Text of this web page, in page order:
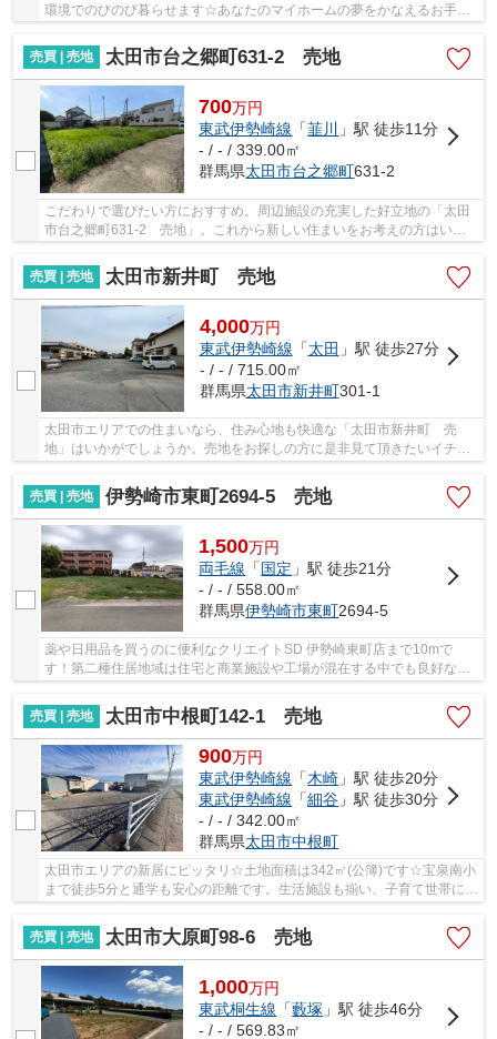
環境でのびのび暮らせます☆あなたのマイホームの夢をかなえるお手伝
売買 | 売地
太田市台之郷町631-2 売地
700万円
東武伊勢崎線 「韮川
」駅 徒歩11分
- / - / 339.00㎡
群馬県太田市台之郷町631-2
こだわりで選びたい方におすすめ。周辺施設の充実した好立地の「太田
市台之郷町631-2 売地」。これから新しい住まいをお考えの方はいか
売買 | 売地
太田市新井町 売地
4,000万円
東武伊勢崎線 「太田 」駅 徒歩27分
- / - / 715.00㎡
群馬県太田市新井町301-1
太田市エリアでの住まいなら、住み心地も快適な「太田市新井町 売
地」はいかがでしょうか。売地をお探しの方に是非見て頂きたいイチオ
売買 | 売地
伊勢崎市東町2694-5 売地
1,500万円
両毛線 「国定 」駅 徒歩21分
- / - / 558.00㎡
群馬県伊勢崎市東町2694-5
薬や日用品を買うのに便利なクリエイトSD 伊勢崎東町店まで10mで
す！第二種住居地域は住宅と商業施設や工場が混在する中でも良好な住
売買 | 売地
太田市中根町142-1 売地
900万円
東武伊勢崎線 「木崎 」駅 徒歩20分
東武伊勢崎線 「細谷 」駅 徒歩30分
- / - / 342.00㎡
群馬県太田市中根町
太田市エリアの新居にピッタリ☆土地面積は342㎡(公簿)です☆宝泉南小
まで徒歩5分と通学も安心の距離です。生活施設も揃い、子育て世帯にう
れしい住環境が整っています。太田市で土地を...
売買 | 売地
太田市大原町98-6 売地
1,000万円
東武桐生線 「藪塚 」駅 徒歩46分
- / - / 569.83㎡